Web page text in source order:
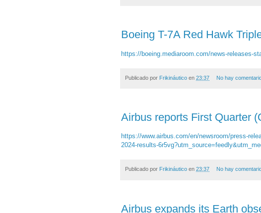
Boeing T-7A Red Hawk
https://boeing.mediaroom.com/news-releases-
Publicado por Frikináutico en 23:37 No hay
Airbus reports First Quarter
https://www.airbus.com/en/newsroom/press-
2024-results-
Publicado por Frikináutico en 23:37 No hay
Airbus expands its Earth